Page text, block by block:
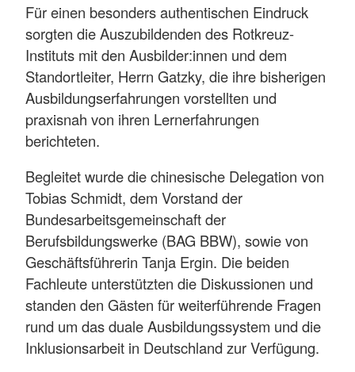
Für einen besonders authentischen Eindruck
sorgten die Auszubildenden des Rotkreuz-
Instituts mit den Ausbilder:innen und dem
Standortleiter, Herrn Gatzky, die ihre bisherigen
Ausbildungserfahrungen vorstellten und
praxisnah von ihren Lernerfahrungen
berichteten.
Begleitet wurde die chinesische Delegation von
Tobias Schmidt, dem Vorstand der
Bundesarbeitsgemeinschaft der
Berufsbildungswerke (BAG BBW), sowie von
Geschäftsführerin Tanja Ergin. Die beiden
Fachleute unterstützten die Diskussionen und
standen den Gästen für weiterführende Fragen
rund um das duale Ausbildungssystem und die
Inklusionsarbeit in Deutschland zur Verfügung.